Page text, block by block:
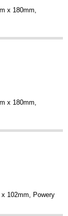
x 180mm,
x 180mm,
102mm, Powery